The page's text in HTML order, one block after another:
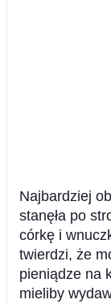
Najbardziej
stanęła po
córkę i
twierdzi, że
pieniądze na
mieliby